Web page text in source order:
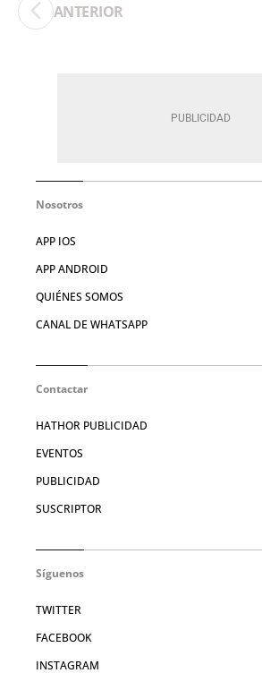
ANTERIOR
Nosotros
APP IOS
APP ANDROID
QUIÉNES SOMOS
CANAL DE WHATSAPP
Contactar
HATHOR PUBLICIDAD
EVENTOS
PUBLICIDAD
SUSCRIPTOR
Síguenos
TWITTER
FACEBOOK
INSTAGRAM